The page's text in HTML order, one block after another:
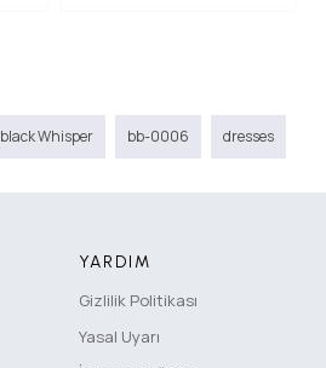
black Whisper bb-0006 dresses
YARDIM
Gizlilik Politikası
Yasal Uyarı